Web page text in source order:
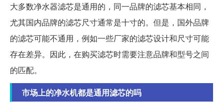
大多数净水器滤芯是通用的，同一品牌的滤芯基本相同，
尤其国内品牌的滤芯尺寸通常是十寸的。但是，国外品牌
的滤芯可能不通用，例如一些厂家的滤芯设计和尺寸可能
存在差异。因此，在购买滤芯时需要注意品牌和型号之间
的匹配。
市场上的净水机都是通用滤芯的吗